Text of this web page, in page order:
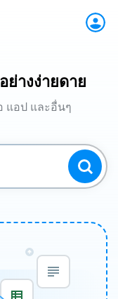
ย่างง่ายดาย
แอป และอื่นๆ